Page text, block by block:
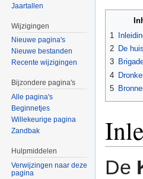
1
2 De
3
4
5
De
Jaartallen
Wijzigingen
Nieuwe pagina's
Nieuwe bestanden
Recente wijzigingen
Bijzondere pagina's
Alle pagina's
Beginnetjes
Willekeurige pagina
Zandbak
Hulpmiddelen
Verwijzingen naar deze
pagina